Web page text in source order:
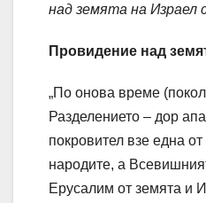
над земята на Израел
Провидение над
„По онова време
Разделението – дор
покровител взе една
народите, а
Ерусалим от земята и